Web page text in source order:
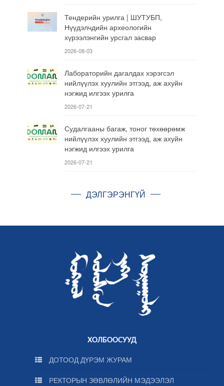
Тендерийн урилга | ШУТУБП,
Нүүдэлчдийн археологийн
хүрээлэнгийн урсгал засвар
2026-08-03
Лабораторийн дагалдах хэрэгсэл
нийлүүлэх хуулийн этгээд, аж ахуйн
нэгжид илгээх урилга
2026-07-21
Судалгааны багаж, тоног төхөөрөмж
нийлүүлэх хуулийн этгээд, аж ахуйн
нэгжид илгээх урилга
2026-07-21
ДЭЛГЭРЭНГҮЙ
ХОЛБООСУУД
ДОТООД ДҮРЭМ ЖУРАМ
РЕКТОРЫН ЗӨВЛӨЛИЙН МЭДЭЭЛЭЛ